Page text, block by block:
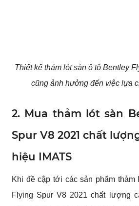
Thiết kế thảm lót sàn ô tô Bentley
cũng ảnh hưởng đến việc lựa
2. Mua thảm lót sàn
Spur V8 2021 chất
hiệu IMATS
Khi đề cập tới các sản phẩm thảm
Flying Spur V8 2021 chất lượng